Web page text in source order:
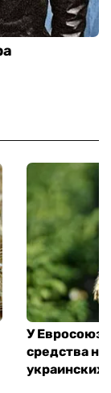
У
средства